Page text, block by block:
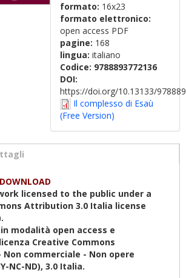
formato: 16x23
formato elettronico:
open access PDF
pagine: 168
lingua: italiano
Codice: 9788893772136
DOI:
https://doi.org/10.13133/
Il complesso di Esaù
(Free Version)
licensed to the public under a
Attribution 3.0 Italia license
modalità open access e
Creative Commons
commerciale - Non opere
NC-ND), 3.0 Italia.